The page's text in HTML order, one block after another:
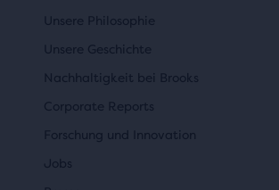
Unsere Philosophie
Unsere Geschichte
Nachhaltigkeit bei Brooks
Corporate Reports
Forschung und Innovation
Jobs